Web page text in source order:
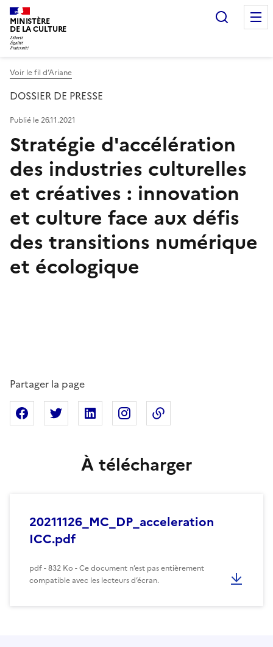
MINISTÈRE
DE LA CULTURE
Voir le fil d’Ariane
DOSSIER DE PRESSE
Stratégie d'accélération
des industries culturelles
et créatives : innovation
et culture face aux défis
des transitions numérique
et écologique
Publié le 26.11.2021
Partager la page
Partager sur Facebook
Partager sur XPartager sur Linkedin
Partager sur Instagram
À télécharger
20211126_MC_DP_acceleration
ICC.pdf
pdf - 832 Ko - Ce document n’est pas entièrement
compatible avec les lecteurs d’écran.